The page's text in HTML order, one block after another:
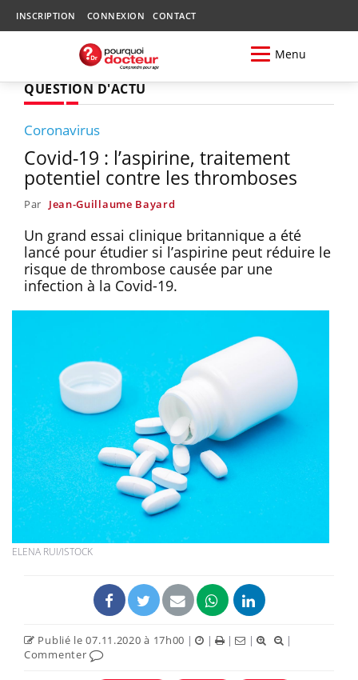
INSCRIPTION CONNEXION CONTACT
Menu
QUESTION D'ACTU
Coronavirus
Covid-19 : l’aspirine, traitement
potentiel contre les thromboses
Par Jean-Guillaume Bayard
Un grand essai clinique britannique a été
lancé pour étudier si l’aspirine peut réduire le
risque de thrombose causée par une
infection à la Covid-19.
ELENA RUI/ISTOCK
Publié le 07.11.2020 à 17h00 | | | |
|
Commenter